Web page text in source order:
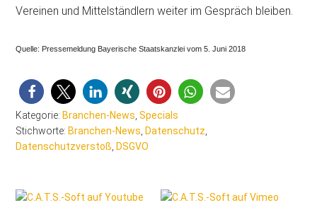
Vereinen und Mittelständlern weiter im Gespräch bleiben.
Quelle: Pressemeldung Bayerische Staatskanzlei vom 5. Juni 2018
Kategorie: Branchen-News ,Specials
Stichworte: Branchen-News Datenschutz
Datenschutzverstoß DSGVO
Seitenspalte